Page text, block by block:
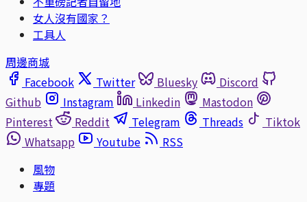
女人沒有國家？
工具人
周邊商城
Facebook
Twitter Bluesky
Discord
Github
Instagram Linkedin
Mastodon
Pinterest
Reddit Telegram Threads
Tiktok
Whatsapp
Youtube
RSS
風物
專題